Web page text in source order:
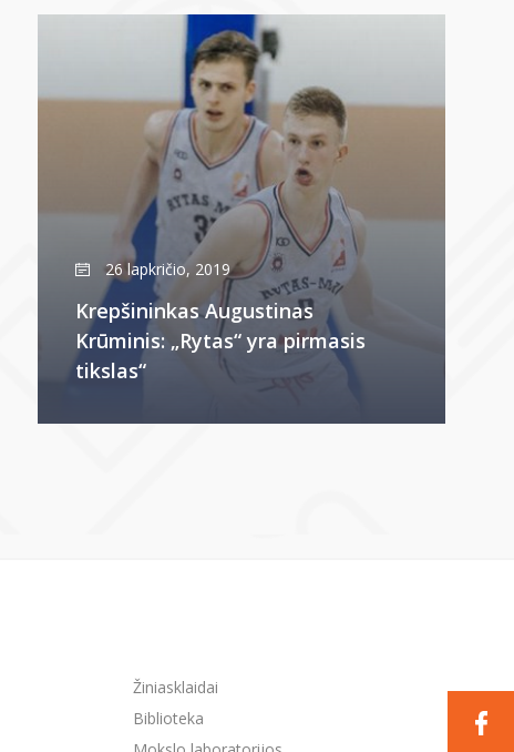
26 lapkričio, 2019
Krepšininkas Augustinas
Krūminis: „Rytas“ yra pirmasis
tikslas“
Žiniasklaidai
Biblioteka